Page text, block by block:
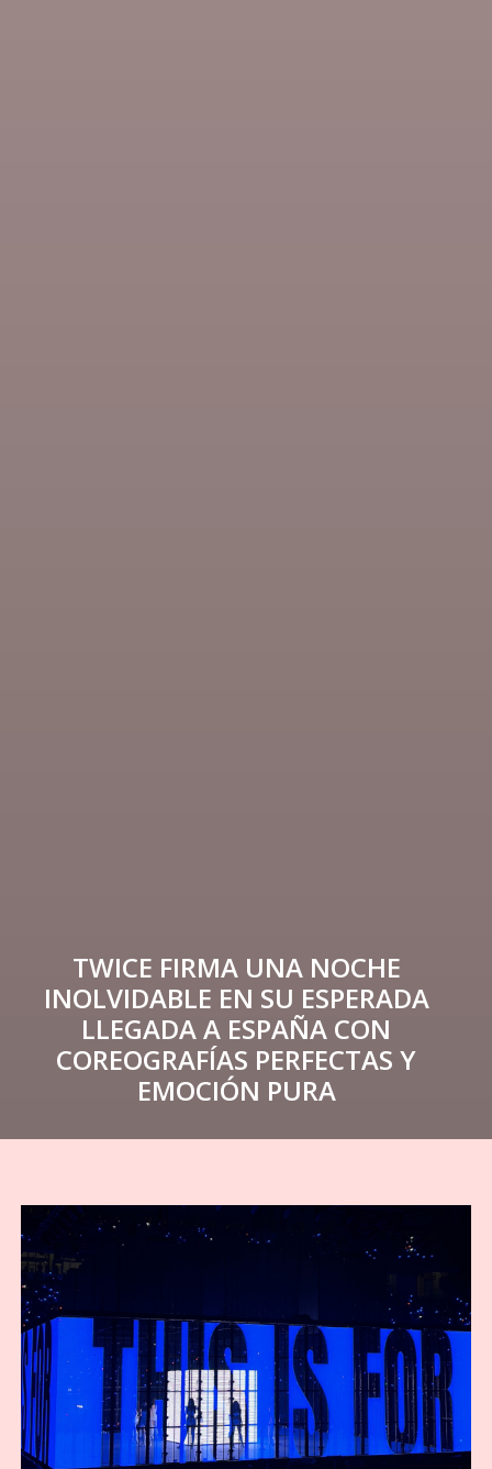
TWICE FIRMA UNA NOCHE
INOLVIDABLE EN SU ESPERADA
LLEGADA A ESPAÑA CON
COREOGRAFÍAS PERFECTAS Y
EMOCIÓN PURA